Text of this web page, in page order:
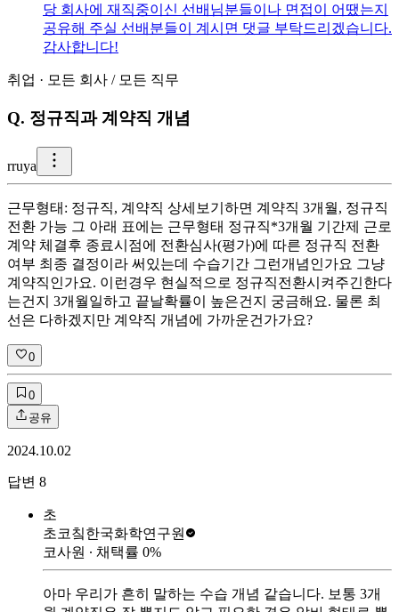
당 회사에 재직중이신 선배님분들이나 면접이 어땠는지
공유해 주실 선배분들이 계시면 댓글 부탁드리겠습니다.
감사합니다!
취업 · 모든 회사 / 모든 직무
Q. 정규직과 계약직 개념
rruya
근무형태: 정규직, 계약직 상세보기하면 계약직 3개월, 정규직
전환 가능 그 아래 표에는 근무형태 정규직*3개월 기간제 근로
계약 체결후 종료시점에 전환심사(평가)에 따른 정규직 전환
여부 최종 결정이라 써있는데 수습기간 그런개념인가요 그냥
계약직인가요. 이런경우 현실적으로 정규직전환시켜주긴한다
는건지 3개월일하고 끝날확률이 높은건지 궁금해요. 물론 최
선은 다하겠지만 계약직 개념에 가까운건가가요?
0
0
공유
2024.10.02
답변 8
초
초코칰한국화학연구원
코사원 ∙ 채택률 0%
아마 우리가 흔히 말하는 수습 개념 같습니다. 보통 3개